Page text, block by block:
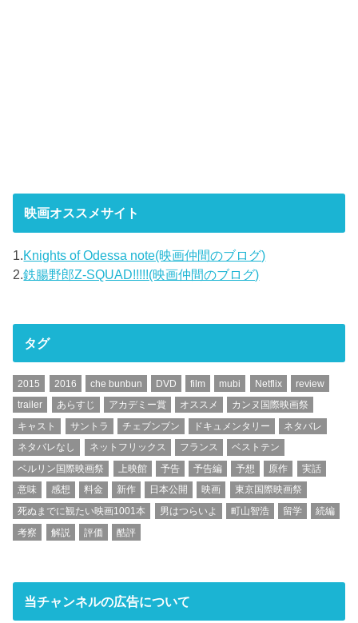
映画オススメサイト
1.Knights of Odessa note(映画仲間のブログ)
2.鉄腸野郎Z-SQUAD!!!!!(映画仲間のブログ)
タグ
2015 2016 che bunbun DVD film mubi Netflix
review
trailer
あらすじ アカデミー賞 オススメ
カンヌ国際映画祭
キャスト
サントラ チェブンブン ドキュメンタリー
ネタバレ
ネタバレなし
ネットフリックス フランス
ベストテン
ベルリン国際映画祭
上映館 予告 予告編 予想 原作
実話
意味
感想 料金 新作 日本公開 映画
東京国際映画祭
死ぬまでに観たい映画1001本
男はつらいよ 町山智浩 留学
続編
考察
解説 評価 酷評
当チャンネルの広告について